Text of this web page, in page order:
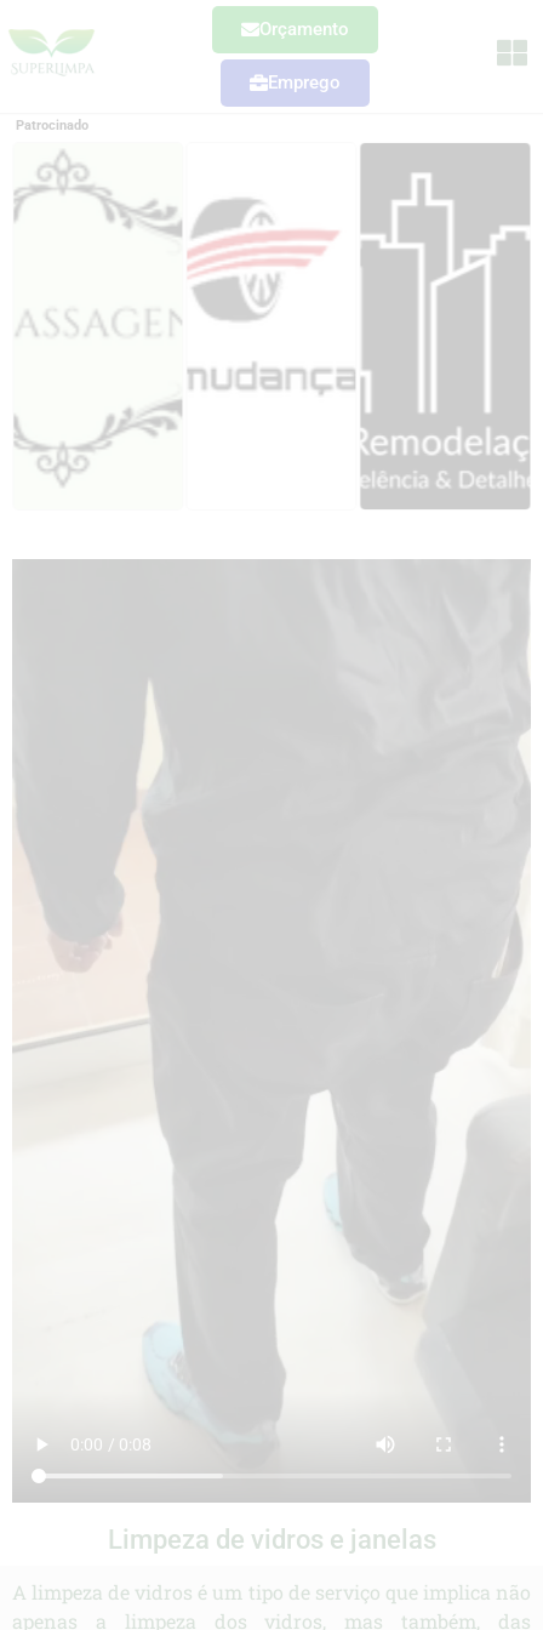
Orçamento
Emprego
Patrocinado
Limpeza de vidros e janelas
A limpeza de vidros é um tipo de serviço que implica não
apenas a limpeza dos vidros, mas também, das